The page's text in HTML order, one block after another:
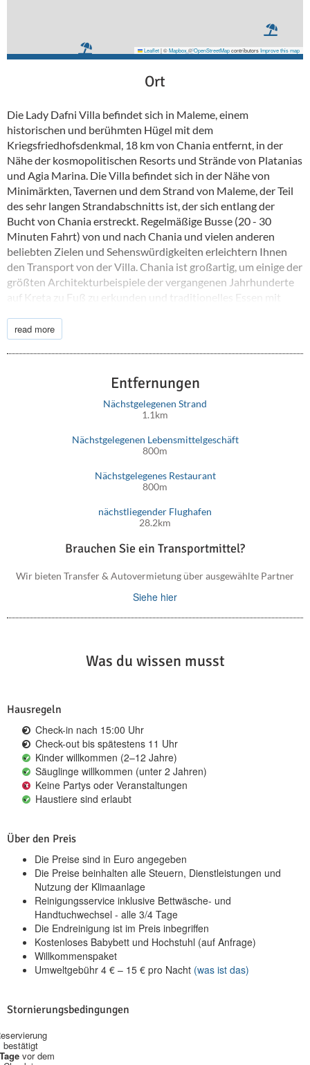
Leaflet|©Mapbox©OpenStreetMapcontributorsImprove this map
Ort
Die Lady Dafni Villa befindet sich in Maleme, einem
historischen und berühmten Hügel mit dem
Kriegsfriedhofsdenkmal, 18 km von Chania entfernt, in der
Nähe der kosmopolitischen Resorts und Strände von Platanias
und Agia Marina. Die Villa befindet sich in der Nähe von
Minimärkten, Tavernen und dem Strand von Maleme, der Teil
des sehr langen Strandabschnitts ist, der sich entlang der
Bucht von Chania erstreckt. Regelmäßige Busse (20 - 30
Minuten Fahrt) von und nach Chania und vielen anderen
beliebten Zielen und Sehenswürdigkeiten erleichtern Ihnen
den Transport von der Villa. Chania ist großartig, um einige der
größten Architekturbeispiele der vergangenen Jahrhunderte
auf Kreta zu Fuß zu erkunden und traditionelles Essen mit
Ein Auto ist unerlässlich, um die berühmten Strände von
Gramvousa-Balos und Falasarna zu erkunden. Die Schlucht
von Therisso liegt in der Nähe der Stadt Chania mit
beeindruckenden senkrechten Klippen und üppiger
Vegetation. Wenn Sie nach Kretas authentischer Seite suchen,
ist Vafes das einzige Dorf im Westen Kretas, das aufgrund
seiner wichtigen Geschichte und Architektur als vollständig
erhalten eingestuft wurde.
read more
Entfernungen
Nächstgelegenen Strand
1.1km
Nächstgelegenen Lebensmittelgeschäft
800m
Nächstgelegenes Restaurant
800m
nächstliegender Flughafen
28.2km
Brauchen Sie ein Transportmittel?
Wir bieten Transfer & Autovermietung über ausgewählte Partner
Siehe hier
Was du wissen musst
Hausregeln
Check-in nach 15:00 Uhr
Check-out bis spätestens 11 Uhr
Kinder willkommen (2–12 Jahre)
Säuglinge willkommen (unter 2 Jahren)
Keine Partys oder Veranstaltungen
Haustiere sind erlaubt
Über den Preis
Die Preise sind in Euro angegeben
Die Preise beinhalten alle Steuern, Dienstleistungen und
Nutzung der Klimaanlage
Reinigungsservice inklusive Bettwäsche- und
Handtuchwechsel - alle 3/4 Tage
Die Endreinigung ist im Preis inbegriffen
Kostenloses Babybett und Hochstuhl (auf Anfrage)
Willkommenspaket
Umweltgebühr 4 € – 15 € pro Nacht (was ist das)
Stornierungsbedingungen
bestätigt
vor dem